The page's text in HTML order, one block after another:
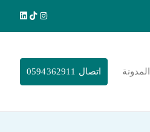
المدونة اتصال 0594362911